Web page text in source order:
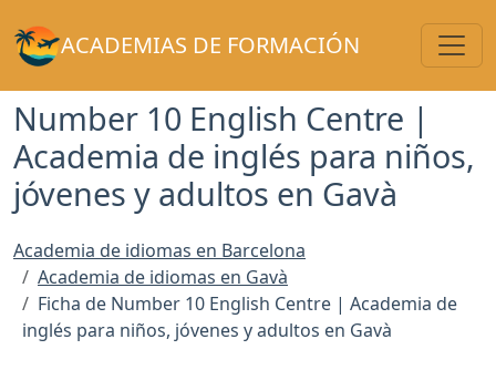
ACADEMIAS DE FORMACIÓN
Number 10 English Centre |
Academia de inglés para niños,
jóvenes y adultos en Gavà
Academia de idiomas en Barcelona
Academia de idiomas en Gavà
Ficha de Number 10 English Centre | Academia de
inglés para niños, jóvenes y adultos en Gavà